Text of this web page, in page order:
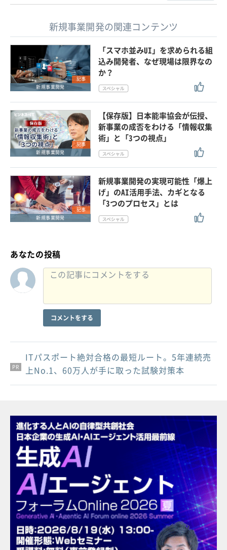
新規事業開発の関連コンテンツ
記事
新規事業開発
「スマホ並みUI」を求められる組
込み開発者、なぜ現場は限界なの
か？
記事
新規事業開発
【保存版】日本能率協会が伝授、
新事業の成否をわける「情報収集
術」と「3つの視点」
記事
新規事業開発
新規事業開発の実現可能性「爆上
げ」のAI活用手法、カギとなる
「3つのプロセス」とは
あなたの投稿
コメントをする
PR
PR
PR
ITパスポート絶対合格の最短ルート。5年連続売
上No.1、60万人が手に取った試験対策本